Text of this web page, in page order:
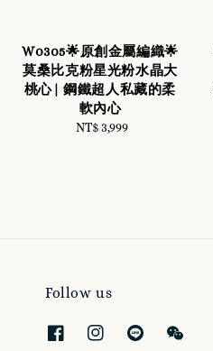
W0305🌟原創金屬編織🌟
莫桑比克粉星光粉水晶大
桃心| 鋼鐵超人私藏的柔
軟內心
Regular
NT$ 3,999
Follow us